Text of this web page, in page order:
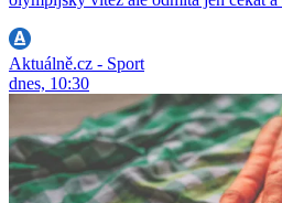
Aktuálně.cz - Sport
dnes, 10:30